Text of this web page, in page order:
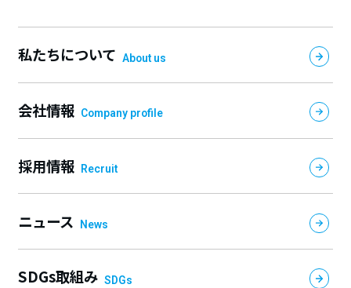
私たちについて About us
会社情報 Company profile
採用情報 Recruit
ニュース News
SDGs取組み SDGs